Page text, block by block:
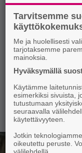
Tarvitsemme
Me ja huolellisesti
tarjotaksemme
mainoksia.
Hyväksymällä
Käytämme
esimerkiksi sivuista,
tutustumaan
seuraavalla
käytettävyyteen.
Jotkin
oikeutettu peruste.